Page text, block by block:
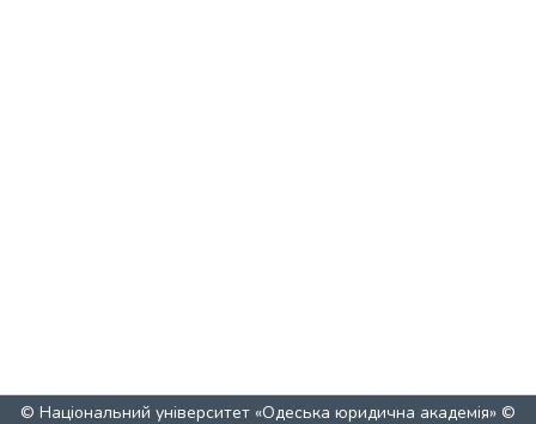
© Національний університет «Одеська юридична академія» ©